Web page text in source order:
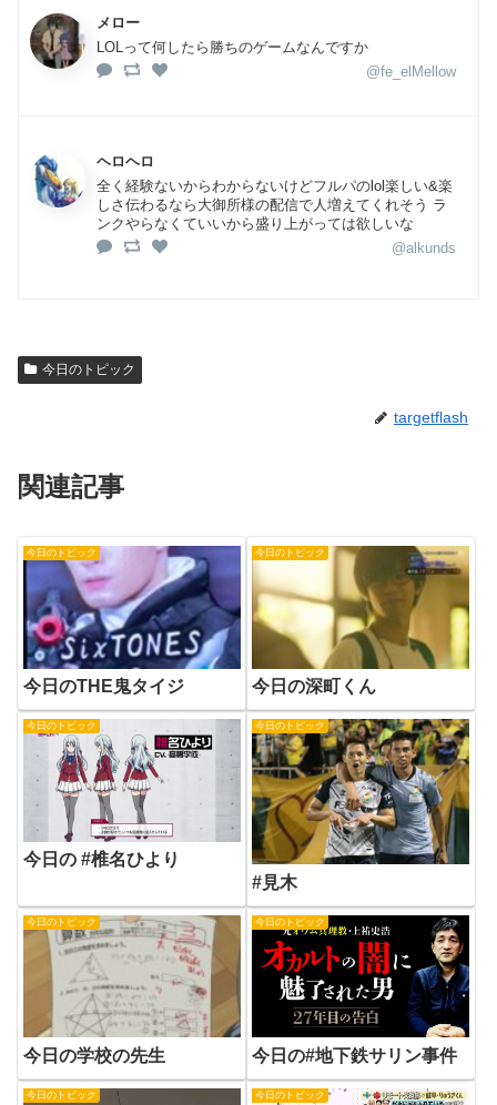
メロー
LOLって何したら勝ちのゲームなんですか
@fe_elMellow
ヘロヘロ
全く経験ないからわからないけどフルパのlol楽しい&楽
しさ伝わるなら大御所様の配信で人増えてくれそう ラ
ンクやらなくていいから盛り上がっては欲しいな
@alkunds
今日のトピック
targetflash
関連記事
今日のトピック
今日のTHE鬼タイジ
今日のトピック
今日の深町くん
今日のトピック
今日の #椎名ひより
今日のトピック
#見木
今日のトピック
今日の学校の先生
今日のトピック
今日の#地下鉄サリン事件
今日のトピック 今日のトピック